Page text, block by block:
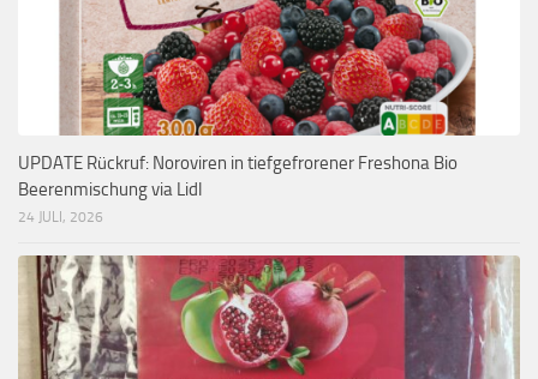
UPDATE Rückruf: Noroviren in tiefgefrorener Freshona Bio
Beerenmischung via Lidl
24 JULI, 2026